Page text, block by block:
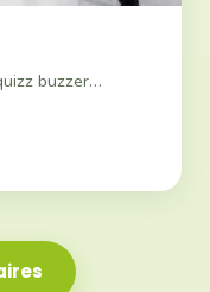
buzzer…